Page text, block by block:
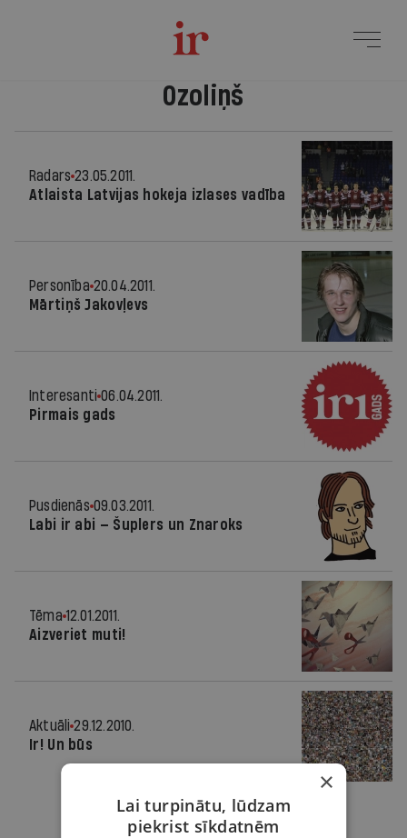
Ozoliņš
Radars 23.05.2011.
Atlaista Latvijas hokeja izlases vadība
Personība 20.04.2011.
Mārtiņš Jakovļevs
Interesanti 06.04.2011.
Pirmais gads
Pusdienās 09.03.2011.
Labi ir abi — Šuplers un Znaroks
Tēma 12.01.2011.
Aizveriet muti!
Aktuāli 29.12.2010.
Ir! Un būs
×
Lai turpinātu, lūdzam
piekrist sīkdatnēm